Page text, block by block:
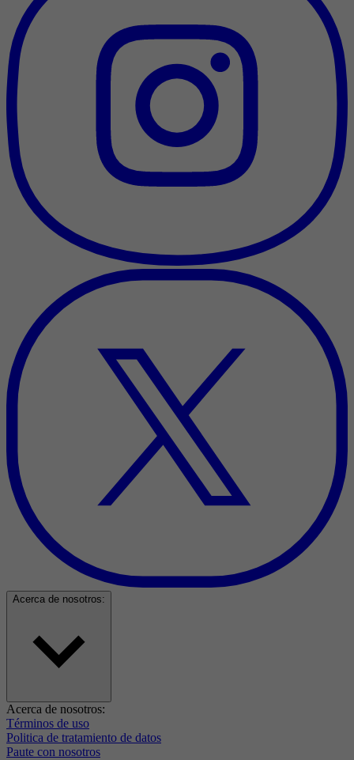
Acerca de nosotros:
Acerca de nosotros:
Términos de uso
Politica de tratamiento de datos
Paute con nosotros